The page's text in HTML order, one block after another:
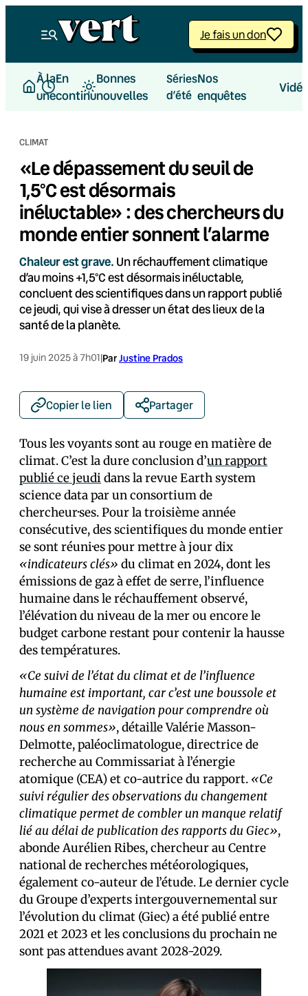
Je fais un don
À la
une
En
continu
Bonnes
nouvelles
Séries
d’été
Nos
enquêtes
CLIMAT
«Le dépassement du seuil de
1,5°C est désormais
inéluctable» : des chercheurs du
monde entier sonnent l’alarme
Chaleur est grave. Un réchauffement climatique
d’au moins +1,5°C est désormais inéluctable,
concluent des scientifiques dans un rapport publié
ce jeudi, qui vise à dresser un état des lieux de la
santé de la planète.
19 juin 2025 à 7h01|ParJustine Prados
Copier le lien Partager
Tous les voyants sont au rouge en matière de
climat. C’est la dure conclusion d’un rapport
publié ce jeudi dans la revue Earth system
science data par un consortium de
chercheur·ses. Pour la troisième année
consécutive, des scientifiques du monde entier
se sont réuni·es pour mettre à jour dix
«indicateurs clés» du climat en 2024, dont les
émissions de gaz à effet de serre, l’influence
humaine dans le réchauffement observé,
l’élévation du niveau de la mer ou encore le
budget carbone restant pour contenir la hausse
des températures.
«Ce suivi de l’état du climat et de l’influence
humaine est important, car c’est une boussole et
un système de navigation pour comprendre où
nous en sommes», détaille Valérie Masson-
Delmotte, paléoclimatologue, directrice de
recherche au Commissariat à l’énergie
atomique (CEA) et co-autrice du rapport. «Ce
suivi régulier des observations du changement
climatique permet de combler un manque relatif
lié au délai de publication des rapports du Giec»,
abonde Aurélien Ribes, chercheur au Centre
national de recherches météorologiques,
également co-auteur de l’étude. Le dernier cycle
du Groupe d’experts intergouvernemental sur
l’évolution du climat (Giec) a été publié entre
2021 et 2023 et les conclusions du prochain ne
sont pas attendues avant 2028-2029.